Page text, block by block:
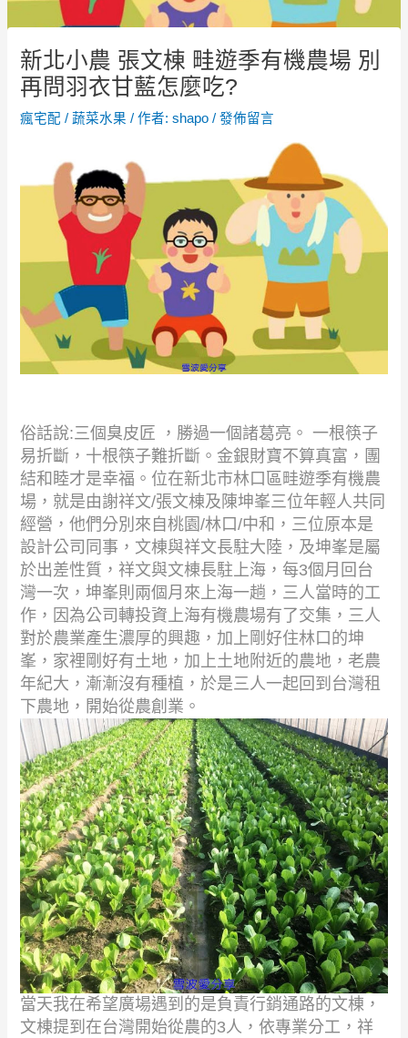
新北小農 張文棟 畦遊季有機農場 別
再問羽衣甘藍怎麼吃?
瘋宅配 / 蔬菜水果 / 作者:shapo/發佈留言
俗話說:三個臭皮匠 ，勝過一個諸葛亮。 一根筷子
易折斷，十根筷子難折斷。金銀財寶不算真富，團
結和睦才是幸福。位在新北市林口區畦遊季有機農
場，就是由謝祥文/張文棟及陳坤峯三位年輕人共同
經營，他們分別來自桃園/林口/中和，三位原本是
設計公司同事，文棟與祥文長駐大陸，及坤峯是屬
於出差性質，祥文與文棟長駐上海，每3個月回台
灣一次，坤峯則兩個月來上海一趟，三人當時的工
作，因為公司轉投資上海有機農場有了交集，三人
對於農業產生濃厚的興趣，加上剛好住林口的坤
峯，家裡剛好有土地，加上土地附近的農地，老農
年紀大，漸漸沒有種植，於是三人一起回到台灣租
下農地，開始從農創業。
當天我在希望廣場遇到的是負責行銷通路的文棟，
文棟提到在台灣開始從農的3人，依專業分工，祥